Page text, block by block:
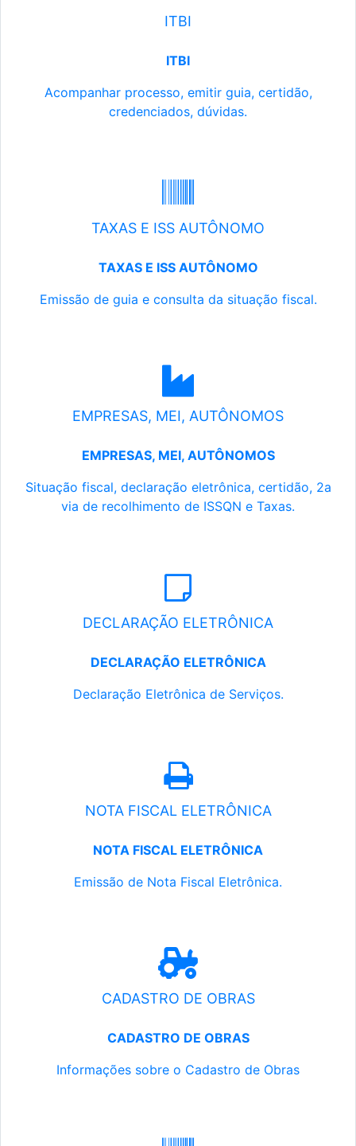
ITBI
ITBI
Acompanhar processo, emitir guia, certidão,
credenciados, dúvidas.
TAXAS E ISS AUTÔNOMO
TAXAS E ISS AUTÔNOMO
Emissão de guia e consulta da situação fiscal.
EMPRESAS, MEI, AUTÔNOMOS
EMPRESAS, MEI, AUTÔNOMOS
Situação fiscal, declaração eletrônica, certidão, 2a
via de recolhimento de ISSQN e Taxas.
DECLARAÇÃO ELETRÔNICA
DECLARAÇÃO ELETRÔNICA
Declaração Eletrônica de Serviços.
NOTA FISCAL ELETRÔNICA
NOTA FISCAL ELETRÔNICA
Emissão de Nota Fiscal Eletrônica.
CADASTRO DE OBRAS
CADASTRO DE OBRAS
Informações sobre o Cadastro de Obras